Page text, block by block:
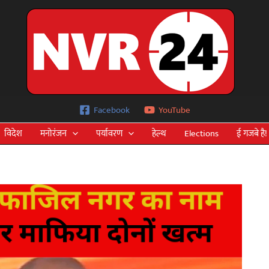
Facebook
YouTube
विदेश मनोरंजन पर्यावरण हेल्थ Elections ई गजबे है!